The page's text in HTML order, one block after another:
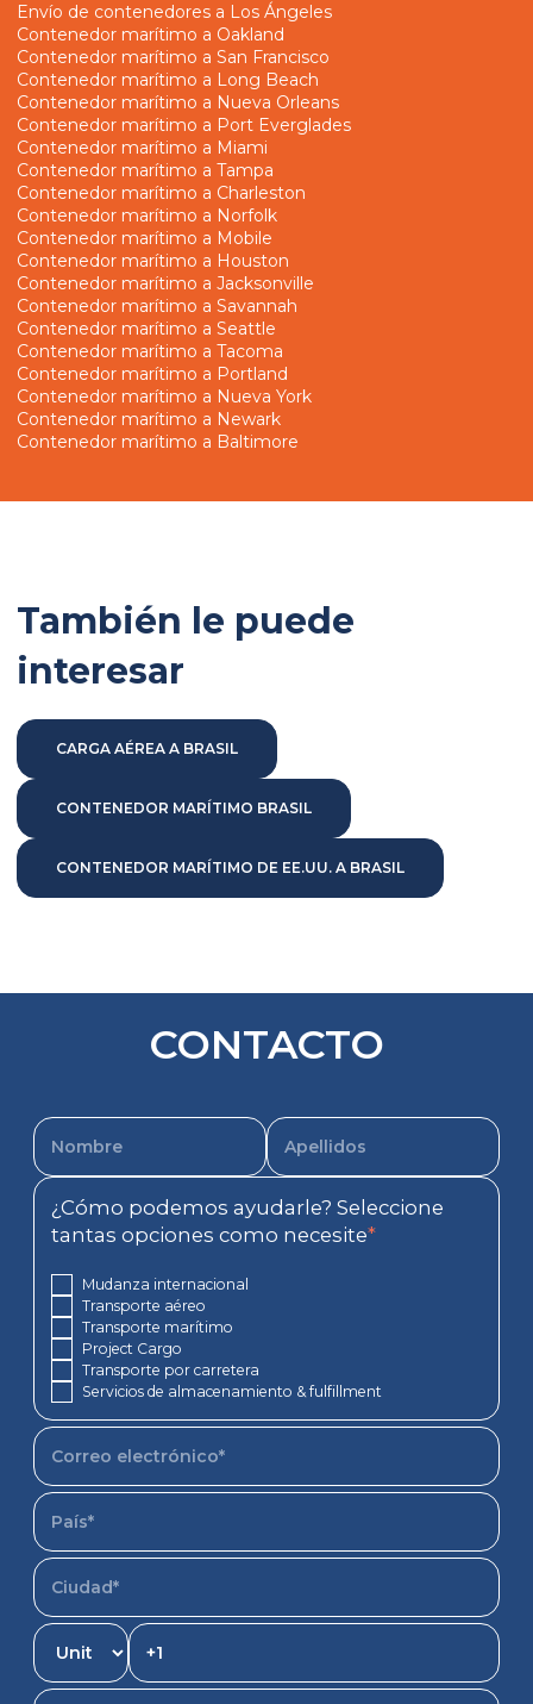
Envío de contenedores a Los Ángeles
Contenedor marítimo a Oakland
Contenedor marítimo a San Francisco
Contenedor marítimo a Long Beach
Contenedor marítimo a Nueva Orleans
Contenedor marítimo a Port Everglades
Contenedor marítimo a Miami
Contenedor marítimo a Tampa
Contenedor marítimo a Charleston
Contenedor marítimo a Norfolk
Contenedor marítimo a Mobile
Contenedor marítimo a Houston
Contenedor marítimo a Jacksonville
Contenedor marítimo a Savannah
Contenedor marítimo a Seattle
Contenedor marítimo a Tacoma
Contenedor marítimo a Portland
Contenedor marítimo a Nueva York
Contenedor marítimo a Newark
Contenedor marítimo a Baltimore
También le puede
interesar
CARGA AÉREA A BRASIL
CONTENEDOR MARÍTIMO BRASIL
CONTENEDOR MARÍTIMO DE EE.UU. A BRASIL
CONTACTO
¿Cómo podemos ayudarle? Seleccione
tantas opciones como necesite*
Mudanza internacional
Transporte aéreo
Transporte marítimo
Project Cargo
Transporte por carretera
Servicios de almacenamiento & fulfillment